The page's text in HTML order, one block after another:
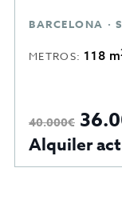
BARCELONA ·
METROS: 100 m
36.000 €
Alquiler